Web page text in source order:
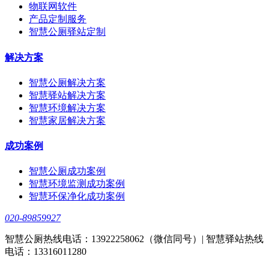
物联网软件
产品定制服务
智慧公厕驿站定制
解决方案
智慧公厕解决方案
智慧驿站解决方案
智慧环境解决方案
智慧家居解决方案
成功案例
智慧公厕成功案例
智慧环境监测成功案例
智慧环保净化成功案例
020-89859927
智慧公厕热线电话：13922258062（微信同号）| 智慧驿站热线
电话：13316011280